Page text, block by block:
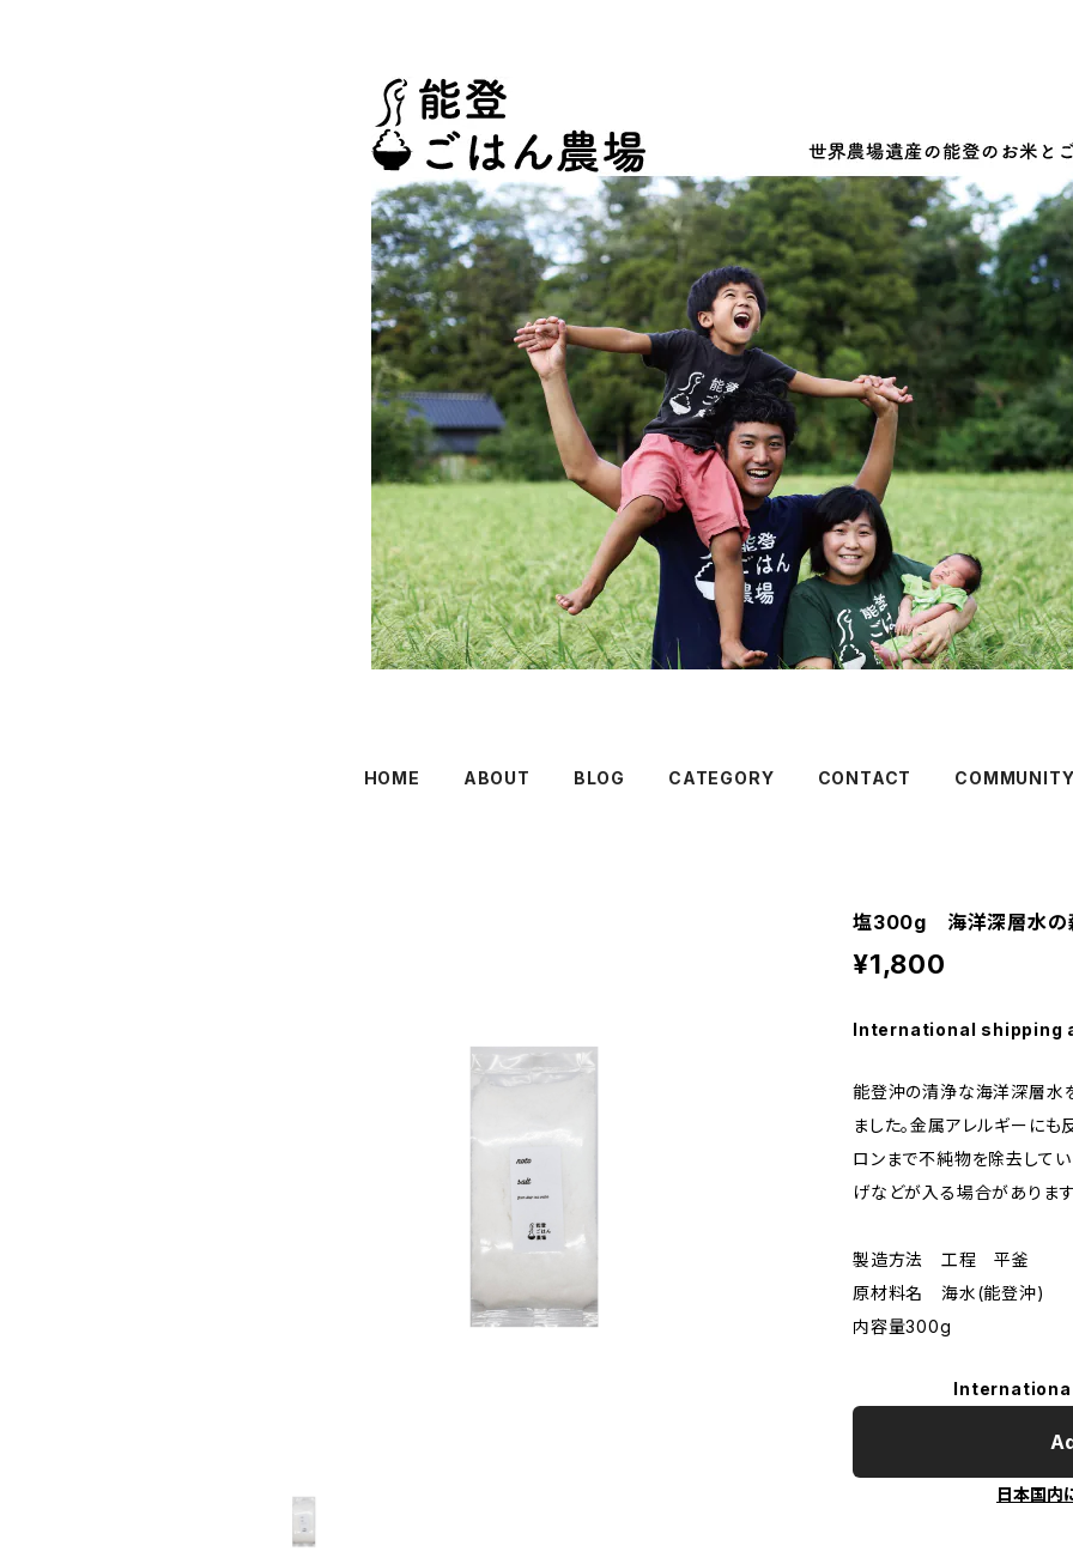
HOME ABOUT BLOG CATEGORY CONTACT
塩300g 海洋深層水の
¥1,800
International shipping
能登沖の清浄な海洋深層水
ました。金属アレルギーにも
ロンまで不純物を除去して
げなどが入る場合がありま
製造方法 工程 平釜
原材料名 海水(能登沖)
内容量300g
日本国内